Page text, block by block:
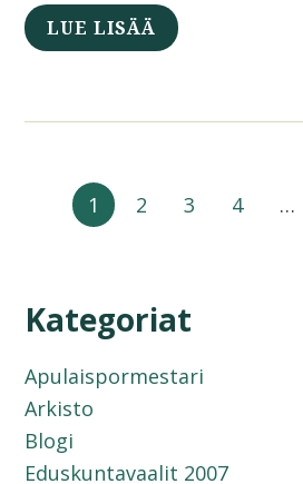
LUE LISÄÄ
1 2 3 4 …
Kategoriat
Apulaispormestari
Arkisto
Blogi
Eduskuntavaalit 2007